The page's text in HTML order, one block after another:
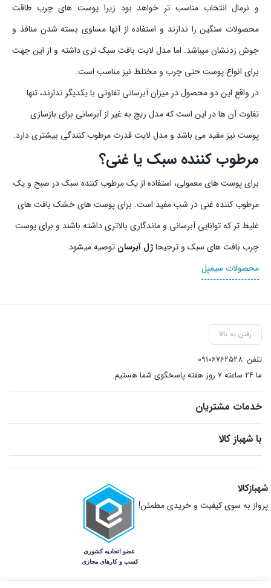
و نرمال انتخاب مناسب تر خواهد بود زیرا پوست های چرب طاقت
محصولات سنگین را ندارند و استفاده از آنها مساوی بسته شدن منافذ و
جوش زدنشان میباشد. اما مدل لایت بافت سبک تری داشته و از این جهت
برای انواع پوست حتی چرب و مختلط نیز مناسب است.
در واقع این دو محصول در میزان آبرسانی تفاوتی با یکدیگر ندارند، تنها
تفاوت آن ها در این است که مدل ریچ به غیر از آبرسانی برای بازسازی
پوست نیز مفید می باشد و مدل لایت قدرت مرطوب کنندگی بیشتری دارد.
مرطوب کننده سبک یا غنی؟
برای پوست های معمولی، استفاده از یک مرطوب کننده سبک در صبح و یک
مرطوب کننده غنی در شب مفید است. برای پوست های خشک بافت های
غلیظ تر که توانایی آبرسانی و ماندگاری بالاتری داشته باشند و برای پوست
چرب بافت های سبک و ترجیحاژل آبرسان توصیه میشود.
محصولات سیمپل
رفتن به بالا
تلفن 09106762528
ما ۲۴ ساعته ۷ روز هفته پاسخگوی شما هستیم.
خدمات مشتریان
با شهباز کالا
شهبازکالا
پرواز به سوی کیفیت و خریدی مطمئن!